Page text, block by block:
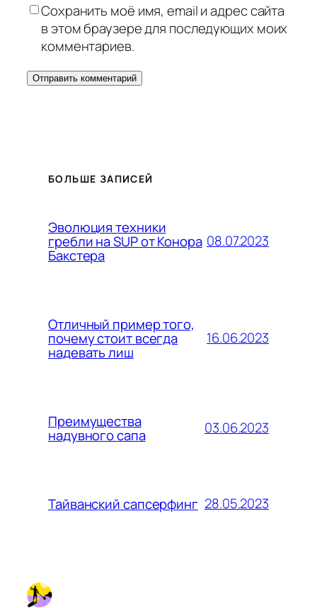
Сохранить моё имя, email и адрес сайта
в этом браузере для последующих моих
комментариев.
БОЛЬШЕ ЗАПИСЕЙ
Эволюция техники
гребли на SUP от Конора
Бакстера
08.07.2023
Отличный пример того,
почему стоит всегда
надевать лиш
16.06.2023
Преимущества
надувного сапа 03.06.2023
Тайванский сапсерфинг 28.05.2023